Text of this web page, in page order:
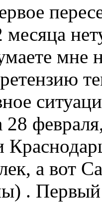
мне
28
а вот
.